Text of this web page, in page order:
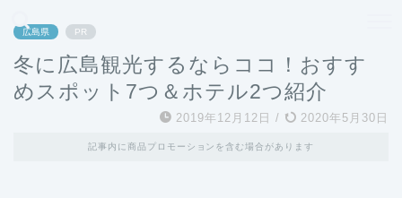
広島県 PR
冬に広島観光するならココ！おすす
めスポット7つ＆ホテル2つ紹介
2019年12月12日 / 2020年5月30日
記事内に商品プロモーションを含む場合があります